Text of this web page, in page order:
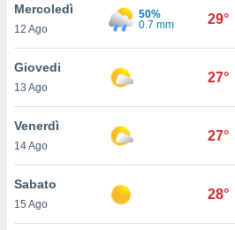
il
un
la
nella
Mercoledì
12 Ago
50%
0.7 mm
29°
Giovedi
13 Ago
27°
Venerdì
14 Ago
27°
Sabato
15 Ago
28°